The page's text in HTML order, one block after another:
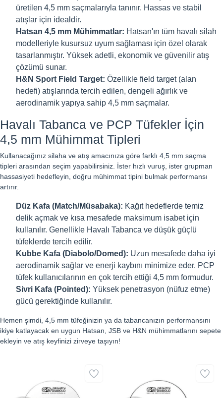
üretilen 4,5 mm saçmalarıyla tanınır. Hassas ve stabil
atışlar için idealdir.
Hatsan 4,5 mm Mühimmatlar: Hatsan'ın tüm havalı silah
modelleriyle kusursuz uyum sağlaması için özel olarak
tasarlanmıştır. Yüksek adetli, ekonomik ve güvenilir atış
çözümü sunar.
H&N Sport Field Target: Özellikle field target (alan
hedefi) atışlarında tercih edilen, dengeli ağırlık ve
aerodinamik yapıya sahip 4,5 mm saçmalar.
Havalı Tabanca ve PCP Tüfekler İçin
4,5 mm Mühimmat Tipleri
Kullanacağınız silaha ve atış amacınıza göre farklı 4,5 mm saçma
tipleri arasından seçim yapabilirsiniz. İster hızlı vuruş, ister grupman
hassasiyeti hedefleyin, doğru mühimmat tipini bulmak performansı
artırır.
Düz Kafa (Match/Müsabaka): Kağıt hedeflerde temiz
delik açmak ve kısa mesafede maksimum isabet için
kullanılır. Genellikle Havalı Tabanca ve düşük güçlü
tüfeklerde tercih edilir.
Kubbe Kafa (Diabolo/Domed): Uzun mesafede daha iyi
aerodinamik sağlar ve enerji kaybını minimize eder. PCP
tüfek kullanıcılarının en çok tercih ettiği 4,5 mm formudur.
Sivri Kafa (Pointed): Yüksek penetrasyon (nüfuz etme)
gücü gerektiğinde kullanılır.
Hemen şimdi, 4,5 mm tüfeğinizin ya da tabancanızın performansını
ikiye katlayacak en uygun Hatsan, JSB ve H&N mühimmatlarını sepete
ekleyin ve atış keyfinizi zirveye taşıyın!